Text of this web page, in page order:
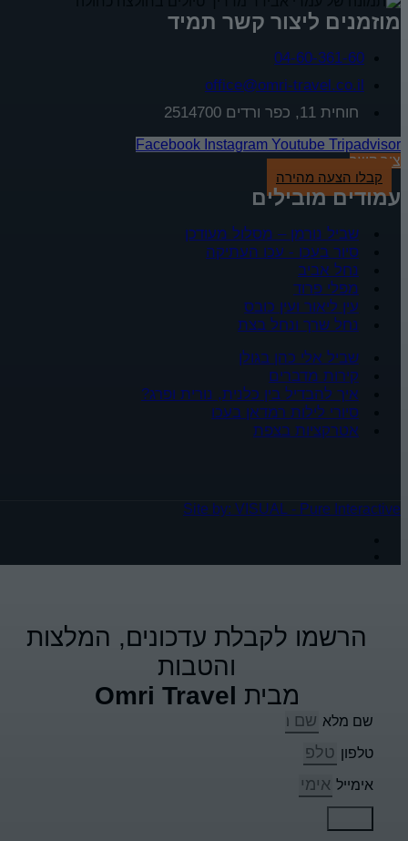
מוזמנים ליצור קשר תמיד
04-60-361-60
office@omri-travel.co.il
חוחית 11, כפר ורדים 2514700
Facebook Instagram Youtube Tripadvisor
צור קשר
קבלו הצעה מהירה
עמודים מובילים
שביל נורמן – מסלול מעודכן
סיור בעכו - עכו העתיקה
נחל אביב
מפלי פרוד
עין ליאור ועין כובס
נחל שרך ונחל בצת
שביל אלי כהן בגולן
קירות מדברים
איך להבדיל בין כלנית, נורית ופרג?
סיורי לילות רמדאן בעכו
אטרקציות בצפת
Site by: VISUAL - Pure Interactive
הרשמו לקבלת עדכונים, המלצות
והטבות
מביתOmri Travel
שם מלא
טלפון
אימייל